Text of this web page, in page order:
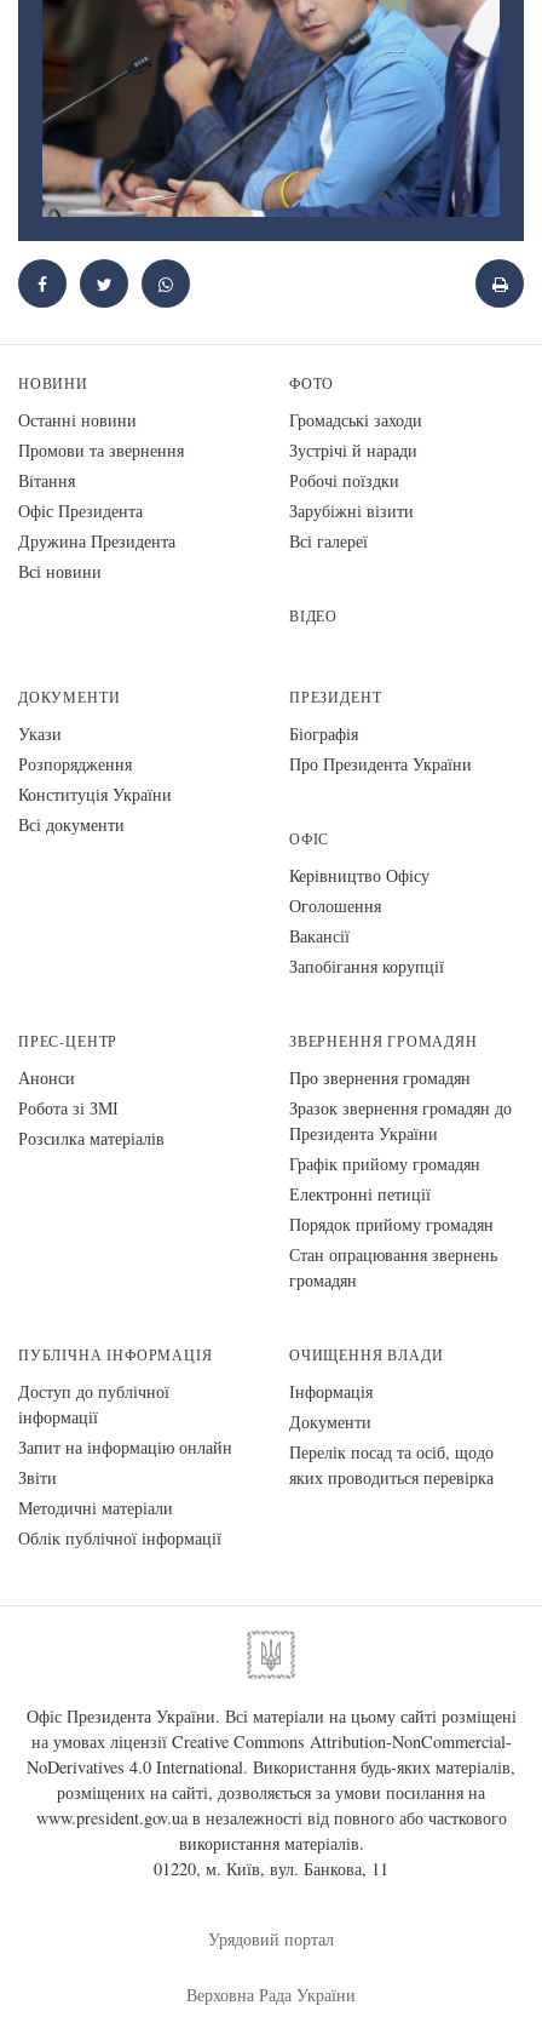
НОВИНИ
Останні новини
Промови та звернення
Вiтання
Офіс Президента
Дружина Президента
Всі новини
ФОТО
Громадські заходи
Зустрічі й наради
Робочі поїздки
Зарубіжні візити
Всі галереї
ВІДЕО
ДОКУМЕНТИ
Укази
Розпорядження
Конституція України
Всі документи
ПРЕЗИДЕНТ
Біографія
Про Президента України
ОФІС
Керівництво Офісу
Оголошення
Вакансії
Запобігання корупції
ПРЕС-ЦЕНТР
Анонси
Робота зі ЗМІ
Розсилка матеріалів
ЗВЕРНЕННЯ ГРОМАДЯН
Про звернення громадян
Зразок звернення громадян до
Президента України
Графік прийому громадян
Електронні петиції
Порядок прийому громадян
Стан опрацювання звернень
громадян
ПУБЛІЧНА ІНФОРМАЦІЯ
Доступ до публічної
інформації
Запит на інформацію онлайн
Звіти
Методичні матеріали
Облік публічної інформації
ОЧИЩЕННЯ ВЛАДИ
Інформація
Документи
Перелік посад та осіб, щодо
яких проводиться перевірка
Офіс Президента України. Всі матеріали на цьому сайті розміщені
на умовах ліцензії Creative Commons Attribution-NonCommercial-
NoDerivatives 4.0 International. Використання будь-яких матеріалів,
розміщених на сайті, дозволяється за умови посилання на
www.president.gov.uaв незалежності від повного або часткового
використання матеріалів.
01220, м. Київ, вул. Банкова, 11
Урядовий портал
Верховна Рада України